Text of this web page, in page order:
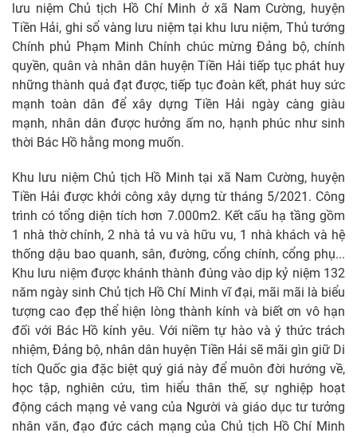
lưu niệm Chủ tịch Hồ Chí Minh ở xã Nam Cường, huyện
Tiền Hải, ghi sổ vàng lưu niệm tại khu lưu niệm, Thủ tướng
Chính phủ Phạm Minh Chính chúc mừng Đảng bộ, chính
quyền, quân và nhân dân huyện Tiền Hải tiếp tục phát huy
những thành quả đạt được, tiếp tục đoàn kết, phát huy sức
mạnh toàn dân để xây dựng Tiền Hải ngày càng giàu
mạnh, nhân dân được hưởng ấm no, hạnh phúc như sinh
thời Bác Hồ hằng mong muốn.
Khu lưu niệm Chủ tịch Hồ Minh tại xã Nam Cường, huyện
Tiền Hải được khởi công xây dựng từ tháng 5/2021. Công
trình có tổng diện tích hơn 7.000m2. Kết cấu hạ tầng gồm
1 nhà thờ chính, 2 nhà tả vu và hữu vu, 1 nhà khách và hệ
thống dậu bao quanh, sân, đường, cổng chính, cổng phụ...
Khu lưu niệm được khánh thành đúng vào dịp kỷ niệm 132
năm ngày sinh Chủ tịch Hồ Chí Minh vĩ đại, mãi mãi là biểu
tượng cao đẹp thể hiện lòng thành kính và biết ơn vô hạn
đối với Bác Hồ kính yêu. Với niềm tự hào và ý thức trách
nhiệm, Đảng bộ, nhân dân huyện Tiền Hải sẽ mãi gìn giữ Di
tích Quốc gia đặc biệt quý giá này để muôn đời hướng về,
học tập, nghiên cứu, tìm hiểu thân thế, sự nghiệp hoạt
động cách mạng vẻ vang của Người và giáo dục tư tưởng
nhân văn, đạo đức cách mạng của Chủ tịch Hồ Chí Minh